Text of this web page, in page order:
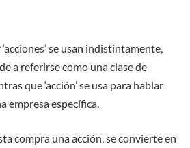
‘acciones’ se usan indistintamente,
a referirse como una clase de
que ‘acción’ se usa para hablar
empresa específica.
compra una acción, se convierte en